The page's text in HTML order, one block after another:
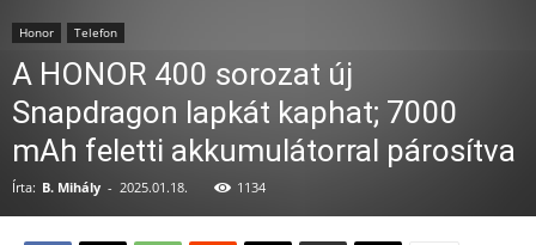
Honor Telefon
A HONOR 400 sorozat új
Snapdragon lapkát kaphat; 7000
mAh feletti akkumulátorral párosítva
Írta: B. Mihály - 2025.01.18. 1134